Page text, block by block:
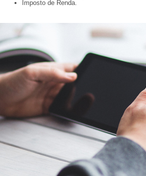
Imposto de Renda.